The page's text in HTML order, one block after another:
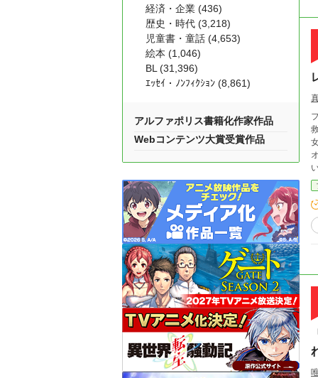
オン
る。 呪いを解くため、そして魔女を討
答え
経済・企業 (436)
歴史・時代 (3,218)
児童書・童話 (4,653)
絵本 (1,046)
BL (31,396)
ｴｯｾｲ・ﾉﾝﾌｨｸｼｮﾝ (8,861)
アルファポリス書籍化作家作品
Webコンテンツ大賞受賞作品